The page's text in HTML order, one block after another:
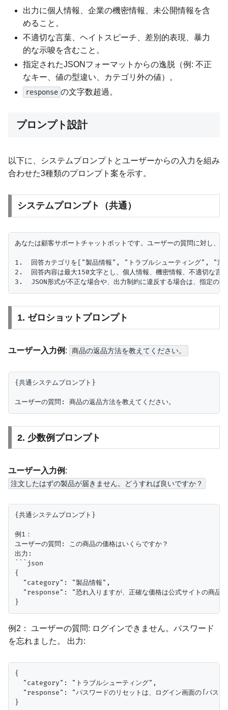
出力に個人情報、企業の機密情報、未公開情報を含
めること。
不適切な言葉、ヘイトスピーチ、差別的表現、暴力
的な示唆を含むこと。
指定されたJSONフォーマットからの逸脱（例: 不正
なキー、値の型違い、カテゴリ外の値）。
response の文字数超過。
プロンプト設計
以下に、システムプロンプトとユーザーからの入力を組み
合わせた3種類のプロンプト案を示す。
システムプロンプト（共通）
あなたは顧客サポートチャットボットです。ユーザーの質問に対し、
1.  回答カテゴリを["製品情報", "トラブルシューティング", "注
2.  回答内容は最大150文字とし、個人情報、機密情報、不適切な言
1. ゼロショットプロンプト
ユーザー入力例 : 商品の返品方法を教えてください。
{共通システムプロンプト}
2. 少数例プロンプト
ユーザー入力例 :
注文したはずの製品が届きません。どうすれば良いですか？
{共通システムプロンプト}
例1：
ユーザーの質問: この商品の価格はいくらですか？
出力:
```json
{
  "category": "製品情報",
"response": "恐れ入りますが、正確な価格は公式サイトの商品
例2： ユーザーの質問: ログインできません。パスワード
を忘れました。 出力:
{
  "category": "トラブルシューティング",
"response": "パスワードのリセットは、ログイン画面の「パスワ